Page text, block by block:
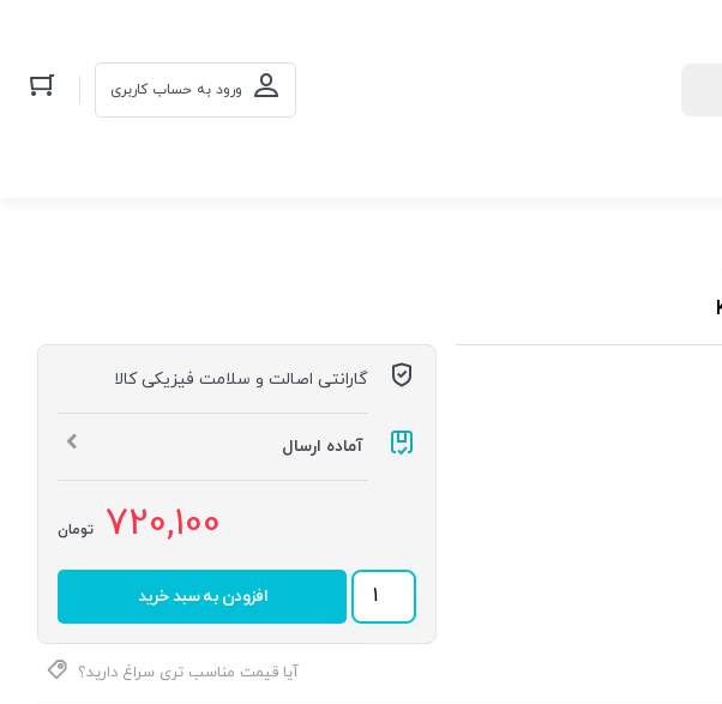
ورود به حساب کاربری
گارانتی اصالت و سلامت فیزیکی کالا
آماده ارسال
720,100 تومان
یاتاقان
207
برند
افزودن به سبد خرید
آیا قیمت مناسب تری سراغ دارید؟